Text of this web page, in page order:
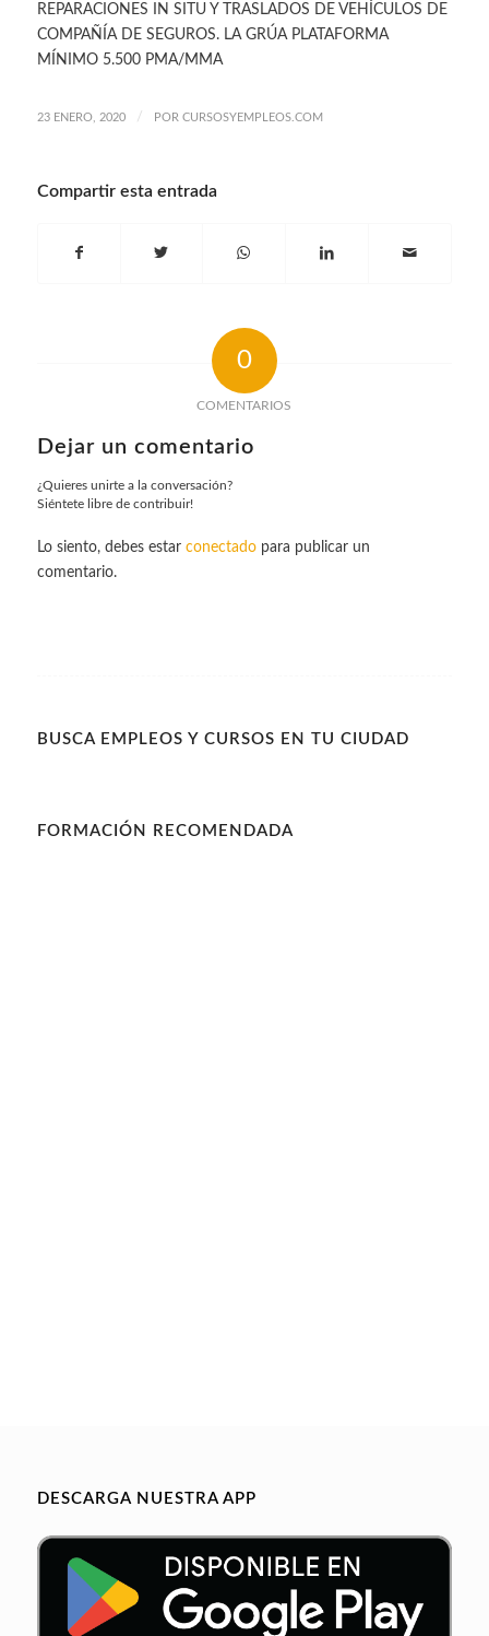
REPARACIONES IN SITU Y TRASLADOS DE VEHÍCULOS DE
COMPAÑÍA DE SEGUROS. LA GRÚA PLATAFORMA
MÍNIMO 5.500 PMA/MMA
23 ENERO, 2020 / POR CURSOSYEMPLEOS.COM
Compartir esta entrada
0
COMENTARIOS
Dejar un comentario
¿Quieres unirte a la conversación?
Siéntete libre de contribuir!
Lo siento, debes estar conectadopara publicar un
comentario.
BUSCA EMPLEOS Y CURSOS EN TU CIUDAD
FORMACIÓN RECOMENDADA
DESCARGA NUESTRA APP